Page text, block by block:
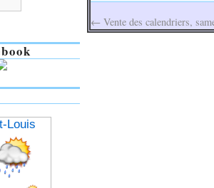
← Vente des calendriers,
Louis